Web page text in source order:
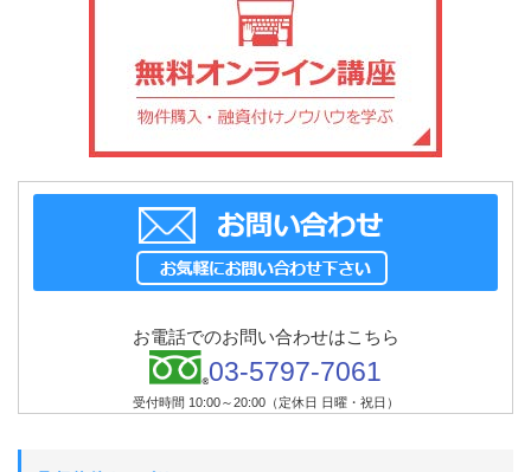
お電話でのお問い合わせはこちら
03-5797-7061
受付時間 10:00～20:00（定休日 日曜・祝日）